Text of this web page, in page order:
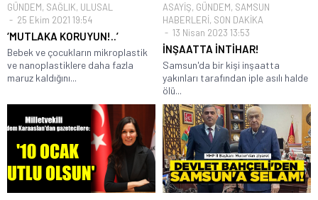
GÜNDEM, SAĞLIK, ULUSAL
25 Ekim 2021 19:54
‘MUTLAKA KORUYUN!..’
Bebek ve çocukların mikroplastik
ve nanoplastiklere daha fazla
maruz kaldığını...
ASAYİŞ, GÜNDEM, SAMSUN
HABERLERİ, SON DAKİKA
13 Nisan 2023 13:53
İNŞAATTA İNTİHAR!
Samsun'da bir kişi inşaatta
yakınları tarafından iple asılı halde
ölü...